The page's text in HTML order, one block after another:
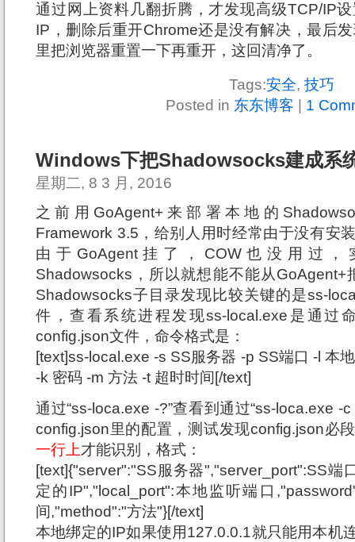
通过网上资料几翻折腾，才发现高级TCP/IP
IP，删除后重开Chrome还是没有解决，最后
里把浏览器重置一下再重开，这回清净了。
Tags:安全, 技巧
Posted in 东东博客 1
Windows下把Shadowsocks建成系
星期二, 8 3 月, 2016
之前用GoAgent+来部署本地的
Framework 3.5，给别人用时经常由于没有安
由于GoAgent挂了，COW也没用过
Shadowsocks，所以就想能不能从GoAgent+
Shadowsocks子目录发现比较关键的是ss-
件，查看系统进程发现ss-local.exe是通过
config.json文件，命令格式是：
[text]ss-local.exe -s SS服务器 -p SS端口 -l 本
-k 密码 -m 方法 -t 超时时间[/text]
通过“ss-loca.exe -?”查看到通过“ss-loca.exe -
config.json里的配置，测试发现config.json必
一行上才能识别，格式：
[text]{"server":"SS服务器","server_port":SS端
定的IP","local_port":本地监听端口
间,"method":"方法"}[/text]
本地绑定的IP如果使用127.0.0.1就只能用本机